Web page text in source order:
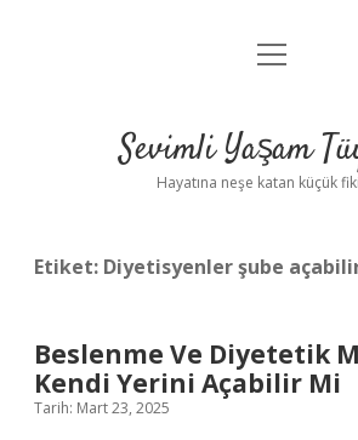
Anasayfa
Yasal Uyarı
menüyü
Sevimli Yaşam
Hayatına neşe katan küçük
Etiket: Diyetisyenler şube
Beslenme Ve Diyetetik
Kendi Yerini Açabilir Mi
Tarih: Mart 23, 2025